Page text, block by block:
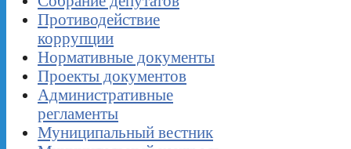
Противодействие
коррупции
Нормативные документы
Проекты документов
Административные
регламенты
Муниципальный вестник